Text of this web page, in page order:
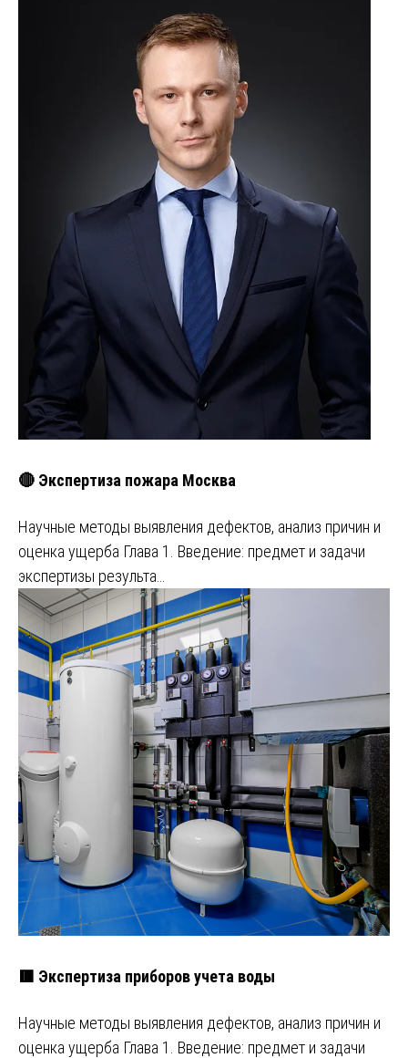
🔴 Экспертиза пожара Москва
Научные методы выявления дефектов, анализ причин и
оценка ущерба Глава 1. Введение: предмет и задачи
экспертизы результа…
🟥 Экспертиза приборов учета воды
Научные методы выявления дефектов, анализ причин и
оценка ущерба Глава 1. Введение: предмет и задачи